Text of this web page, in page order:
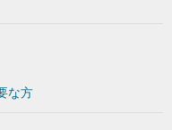
な方